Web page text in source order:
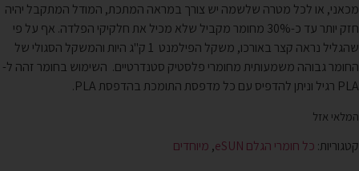
מכאני, או לכל מטרה שלשמה יש צורך במראה המתכת, המודל המתקבל יהיה
חזק יותר עד כ-30% מחומר מקביל שלא מכיל את חלקיקי הפלדה. אף על פי
שהגליל נראה קצר באורכו, משקל הפילמנט 1 ק"ג היות והמשקל הסגולי של
החומר גבוהה משמעותית מחומרי פלסטיק סטנדרטיים. השימוש בחומר זהה ל-
PLA רגיל וניתן להדפיס עם כל מדפסת התומכת בהדפסת PLA.
המלאי אזל
קטגוריות: כל חומרי הגלם eSUN , מיוחדים